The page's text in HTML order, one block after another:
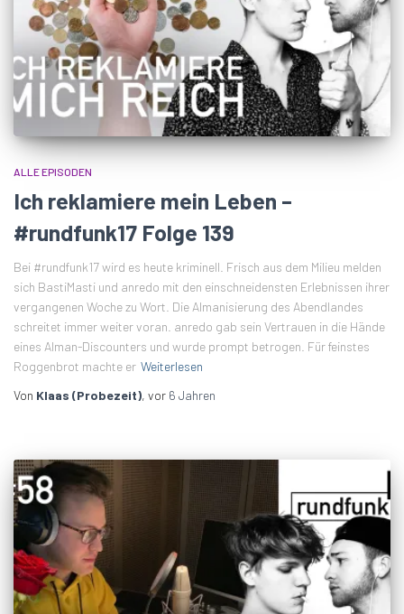
ALLE EPISODEN
Ich reklamiere mein Leben –
#rundfunk17 Folge 139
Bei #rundfunk17 wird es heute kriminell. Frisch aus dem Milieu melden
sich BastiMasti und anredo mit den einschneidensten Erlebnissen ihrer
vergangenen Woche zu Wort. Die Almanisierung des Abendlandes
schreitet immer weiter voran. anredo gab sein Vertrauen in die Hände
eines Alman-Discounters und wurde prompt betrogen. Für feinstes
Roggenbrot machte er Weiterlesen
Von Klaas (Probezeit), vor 6 Jahren